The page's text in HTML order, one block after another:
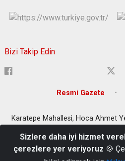
Bizi Takip Edin
Resmi Gazete
Karatepe Mahallesi, Hoca Ahmet
0354 212 1565 - 0354 212 4908 -
- 0354 212 3643 -
Sizlere daha iyi hizmet
çerezlere yer veriyoruz 🍪